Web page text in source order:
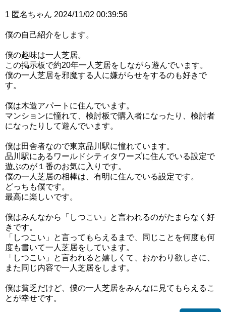
1 匿名ちゃん 2024/11/02 00:39:56
僕の自己紹介をします。
僕の趣味は一人芝居。
この掲示板で約20年一人芝居をしながら遊んでいます。
僕の一人芝居を邪魔する人に嫌がらせをするのも好きで
す。
僕は木造アパートに住んでいます。
マンションに憧れて、検討板で購入者になったり、検討者
になったりして遊んでいます。
僕は田舎者なので東京品川駅に憧れています。
品川駅にあるワールドシティタワーズに住んでいる設定で
遊ぶのが１番のお気に入りです。
僕の一人芝居の相棒は、有明に住んでいる設定です。
どっちも僕です。
最高に楽しいです。
僕はみんなから「しつこい」と言われるのがたまらなく好
きです。
「しつこい」と言ってもらえるまで、同じことを何度も何
度も書いて一人芝居をしています。
「しつこい」と言われると嬉しくて、おかわり欲しさに、
また同じ内容で一人芝居をします。
僕は貧乏だけど、僕の一人芝居をみんなに見てもらえるこ
とが幸せです。